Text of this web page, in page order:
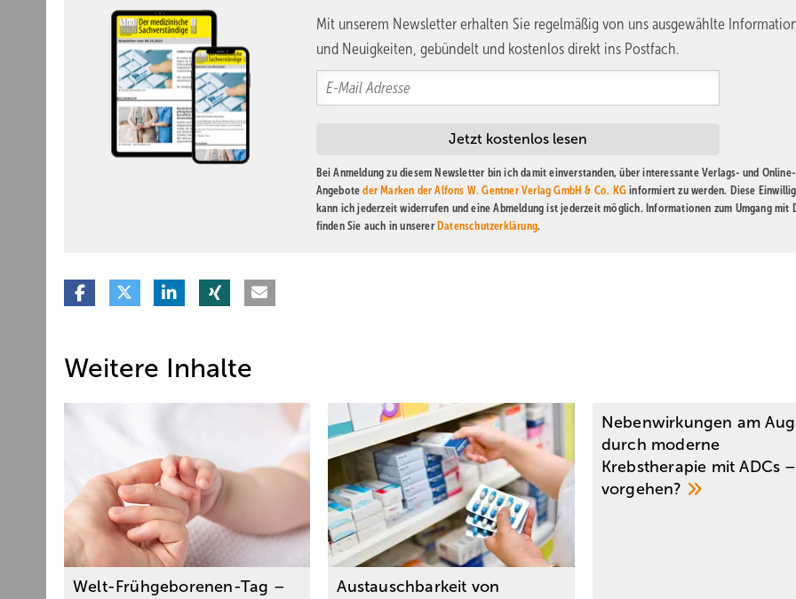
Mit unserem Newsletter erhalten Sie regelmäßig von uns ausgewählte
und Neuigkeiten, gebündelt und kostenlos direkt ins Postfach.
Bei Anmeldung zu diesem Newsletter bin ich damit einverstanden, über interessante Verlags- und Online-
Angeboteder Marken der Alfons W. Gentner Verlag GmbH & Co. KG informiert zu werden. Diese
kann ich jederzeit widerrufen und eine Abmeldung ist jederzeit möglich. Informationen zum Umgang mit
finden Sie auch in unserer Datenschutzerklärung.
Weitere Inhalte
Welt-Frühgeborenen-Tag –
Austauschbarkeit von
Nebenwirkungen am
durch moderne
Krebstherapie mit ADCs
vorgehen?